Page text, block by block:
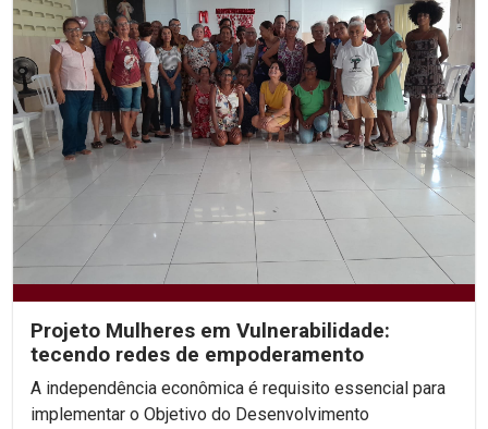
Projeto Mulheres em Vulnerabilidade:
tecendo redes de empoderamento
A independência econômica é requisito essencial para
implementar o Objetivo do Desenvolvimento